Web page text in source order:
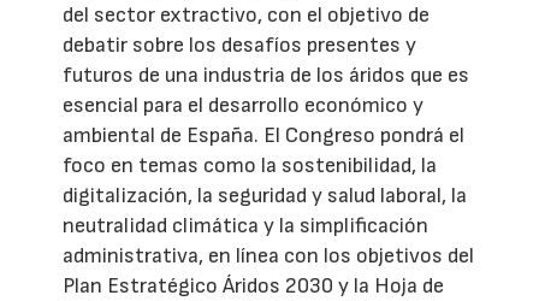
del sector extractivo, con el objetivo de
debatir sobre los desafíos presentes y
futuros de una industria de los áridos que es
esencial para el desarrollo económico y
ambiental de España. El Congreso pondrá el
foco en temas como la sostenibilidad, la
digitalización, la seguridad y salud laboral, la
neutralidad climática y la simplificación
administrativa, en línea con los objetivos del
Plan Estratégico Áridos 2030 y la Hoja de